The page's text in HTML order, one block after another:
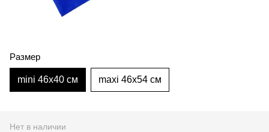
Размер
mini 46х40 см maxi 46х54 см
Нет в наличии